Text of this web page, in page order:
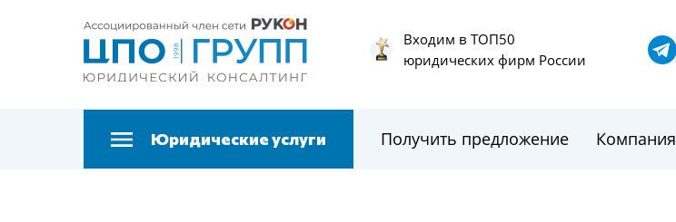
Входим в ТОП50
юридических фирм России
Юридические услуги Получить предложение Компания